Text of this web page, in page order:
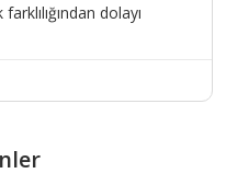
dolayı